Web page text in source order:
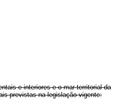
e interiores e o mar territorial da
previstas na legislação vigente: